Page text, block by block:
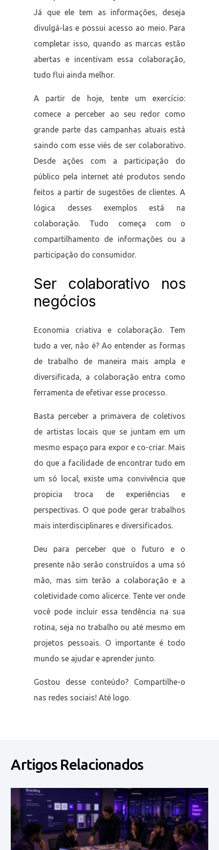
Já que ele tem as informações, deseja
divulgá-las e possui acesso ao meio. Para
completar isso, quando as marcas estão
abertas e incentivam essa colaboração,
tudo flui ainda melhor.
A partir de hoje, tente um exercício:
comece a perceber ao seu redor como
grande parte das campanhas atuais está
saindo com esse viés de ser colaborativo.
Desde ações com a participação do
público pela internet até produtos sendo
feitos a partir de sugestões de clientes. A
lógica desses exemplos está na
colaboração. Tudo começa com o
compartilhamento de informações ou a
participação do consumidor.
Ser colaborativo nos
negócios
Economia criativa e colaboração. Tem
tudo a ver, não é? Ao entender as formas
de trabalho de maneira mais ampla e
diversificada, a colaboração entra como
ferramenta de efetivar esse processo.
Basta perceber a primavera de coletivos
de artistas locais que se juntam em um
mesmo espaço para expor e co-criar. Mais
do que a facilidade de encontrar tudo em
um só local, existe uma convivência que
propicia troca de experiências e
perspectivas. O que pode gerar trabalhos
mais interdisciplinares e diversificados.
Deu para perceber que o futuro e o
presente não serão construídos a uma só
mão, mas sim terão a colaboração e a
coletividade como alicerce. Tente ver onde
você pode incluir essa tendência na sua
rotina, seja no trabalho ou até mesmo em
projetos pessoais. O importante é todo
mundo se ajudar e aprender junto.
Gostou desse conteúdo? Compartilhe-o
nas redes sociais! Até logo.
Artigos Relacionados